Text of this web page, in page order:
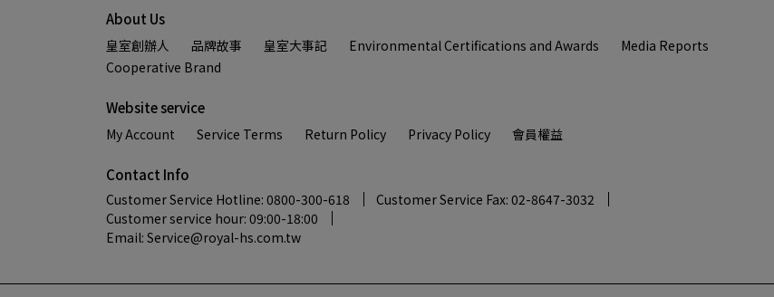
About Us
皇室創辦人 品牌故事 皇室大事記 Environmental Certifications and Awards
Media Reports
Cooperative Brand
Website service
My Account Service Terms Return Policy Privacy Policy 會員權益
Contact Info
Customer Service Hotline: 0800-300-618
Customer Service Fax: 02-8647-3032
Customer service hour: 09:00-18:00
Email: Service@royal-hs.com.tw